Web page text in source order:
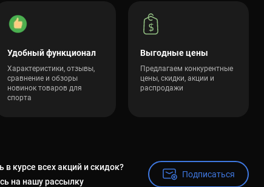
SPORTSTART
40 кг от ведущих мировых и европейских брендов,
продукцию по самой выгодной цене, с полной
подобрать и купить идеальную модель, которая
вашего заказа по Киеву и в любой другой город
уровень с мощными и универсальными гантелями
Удобный функционал
Характеристики, отзывы,
сравнение и обзоры
новинок товаров для
спорта
Выгодные цены
Предлагаем конкурентные
цены, скидки, акции и
распродажи
в курсе всех акций и скидок?
на нашу рассылку
Подписаться
Подписаться